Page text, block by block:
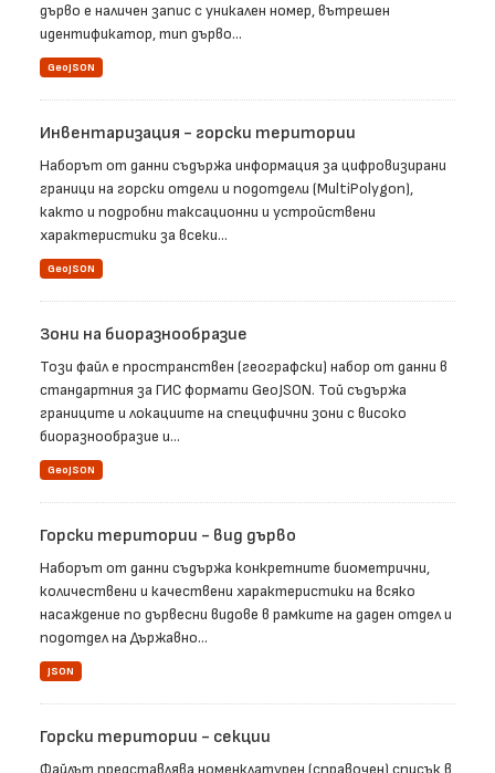
дърво е наличен запис с уникален номер, вътрешен
идентификатор, тип дърво...
GeoJSON
Инвентаризация - горски територии
Наборът от данни съдържа информация за цифровизирани
граници на горски отдели и подотдели (MultiPolygon),
както и подробни таксационни и устройствени
характеристики за всеки...
GeoJSON
Зони на биоразнообразие
Този файл е пространствен (географски) набор от данни в
стандартния за ГИС формати GeoJSON. Той съдържа
границите и локациите на специфични зони с високо
биоразнообразие и...
GeoJSON
Горски територии - вид дърво
Наборът от данни съдържа конкретните биометрични,
количествени и качествени характеристики на всяко
насаждение по дървесни видове в рамките на даден отдел и
подотдел на Държавно...
JSON
Горски територии - секции
Файлът представлява номенклатурен (справочен) списък в